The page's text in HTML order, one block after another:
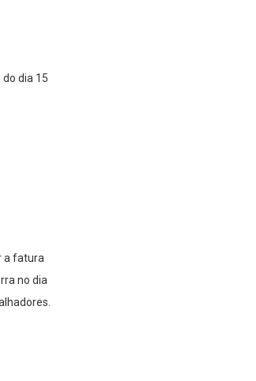
dia 15
a fatura
no dia